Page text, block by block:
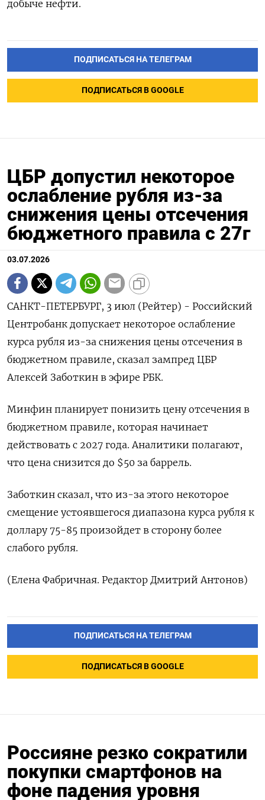
ПОДПИСАТЬСЯ НА ТЕЛЕГРАМ
ПОДПИСАТЬСЯ В GOOGLE
ЦБР допустил некоторое
ослабление рубля из-за
снижения цены отсечения
бюджетного правила с 27г
03.07.2026
САНКТ-ПЕТЕРБУРГ, 3 июл (Рейтер) - Российский
Центробанк допускает некоторое ‌ослабление
курса рубля из-за снижения ​цены отсечения ​в
бюджетном ​правиле, ⁠сказал ‌зампред ЦБР
‌Алексей Заботкин в эфире РБК.
Минфин ​планирует ‌понизить цену отсечения ​в
бюджетном правиле, ‌которая начинает
действовать с 2027 года. ​Аналитики полагают, ​
что ‌цена снизится ​до $50 за баррель.
Заботкин сказал, что из-за этого некоторое
смещение устоявшегося диапазона курса ​рубля ⁠к
доллару 75-85 ‌произойдет в сторону ‌более
слабого рубля.
(Елена ​Фабричная. Редактор ‌Дмитрий Антонов)
ПОДПИСАТЬСЯ НА ТЕЛЕГРАМ
ПОДПИСАТЬСЯ В GOOGLE
Россияне резко сократили
покупки смартфонов на
фоне падения уровня